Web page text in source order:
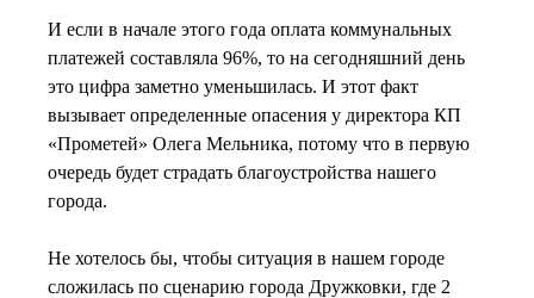
И если в начале этого года оплата коммунальных
платежей составляла 96%, то на сегодняшний день
это цифра заметно уменьшилась. И этот факт
вызывает определенные опасения у директора КП
«Прометей» Олега Мельника, потому что в первую
очередь будет страдать благоустройства нашего
города.
Не хотелось бы, чтобы ситуация в нашем городе
сложилась по сценарию города Дружковки, где 2